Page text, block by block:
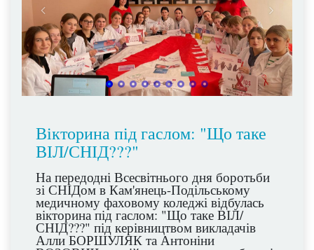
Вікторина під гаслом: "Що таке
ВІЛ/СНІД???"
На передодні Всесвітнього дня боротьби
зі СНІДом в Кам'янець-Подільському
медичному фаховому коледжі відбулась
вікторина під гаслом: "Що таке ВІЛ/
СНІД???" під керівництвом викладачів
Алли БОРШУЛЯК та Антоніни